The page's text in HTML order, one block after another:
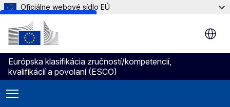
Skip to main content
Oficiálne webové sídlo EÚ
Európska klasifikácia zručností/kompetencií,
kvalifikácií a povolaní (ESCO)